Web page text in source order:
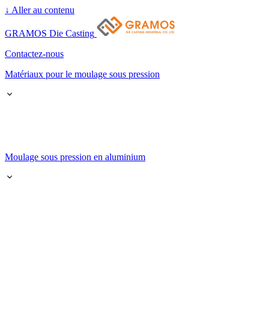
↓ Aller au contenu
GRAMOS Die Casting
Contactez-nous
Matériaux pour le moulage sous pression
Moulage sous pression en aluminium